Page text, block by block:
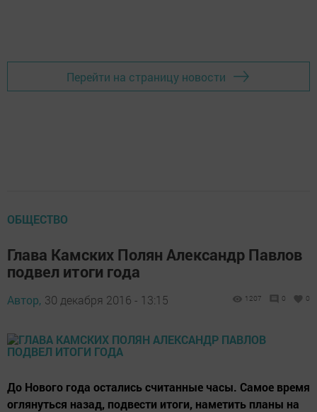
Перейти на страницу новости
ОБЩЕСТВО
Глава Камских Полян Александр Павлов
подвел итоги года
Автор, 30 декабря 2016 - 13:15 1207 0 0
До Нового года остались считанные часы. Самое время
оглянуться назад, подвести итоги, наметить планы на